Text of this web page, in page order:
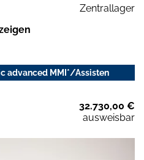
Zentrallager
advanced MMI*/Assisten
32.730,00 €
ausweisbar